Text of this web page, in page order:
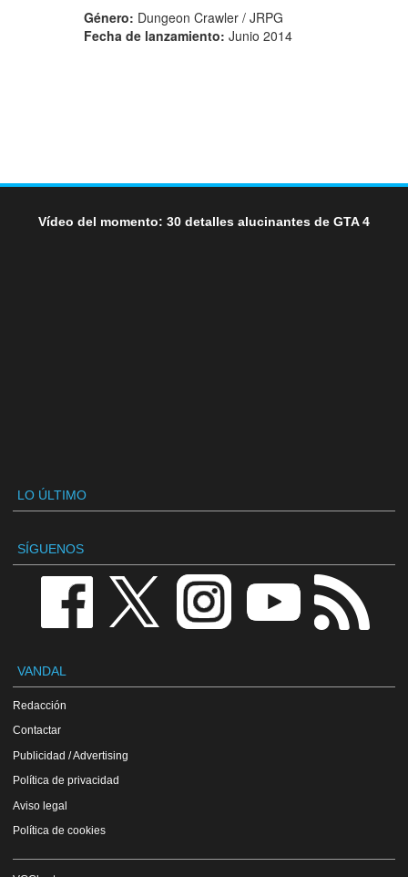
Género: Dungeon Crawler / JRPG
Fecha de lanzamiento: Junio 2014
Vídeo del momento: 30 detalles alucinantes de GTA 4
LO ÚLTIMO
SÍGUENOS
VANDAL
Redacción
Contactar
Publicidad / Advertising
Política de privacidad
Aviso legal
Política de cookies